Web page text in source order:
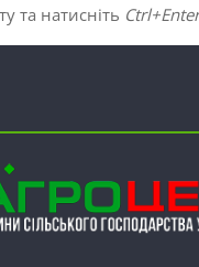
та натисніть Ctrl+Enter